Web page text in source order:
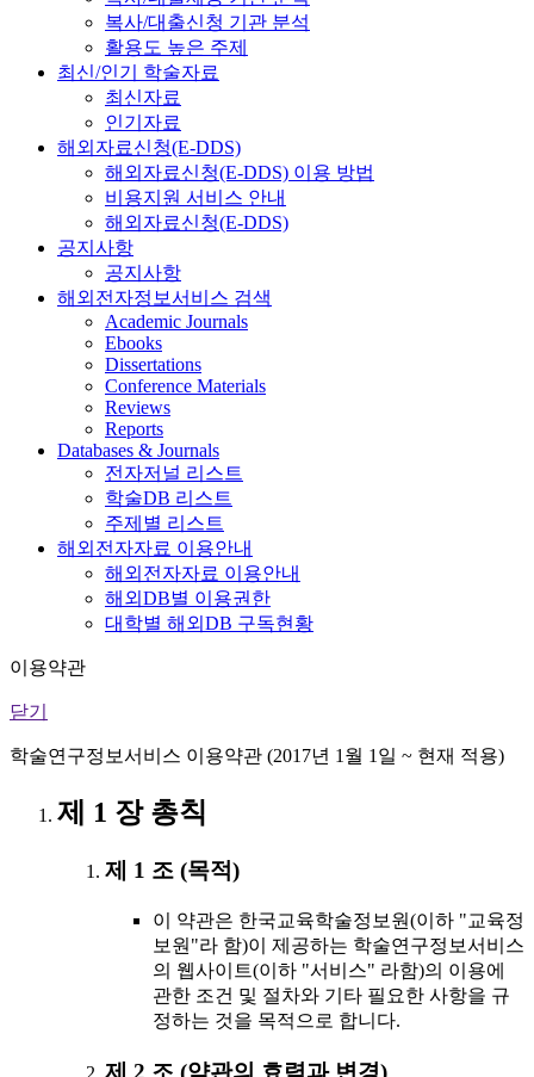
복사/대출신청 기관 분석
활용도 높은 주제
최신/인기 학술자료
최신자료
인기자료
해외자료신청(E-DDS)
해외자료신청(E-DDS) 이용 방법
비용지원 서비스 안내
해외자료신청(E-DDS)
공지사항
공지사항
해외전자정보서비스 검색
Academic Journals
Ebooks
Dissertations
Conference Materials
Reviews
Reports
Databases & Journals
전자저널 리스트
학술DB 리스트
주제별 리스트
해외전자자료 이용안내
해외전자자료 이용안내
해외DB별 이용권한
대학별 해외DB 구독현황
이용약관
닫기
학술연구정보서비스 이용약관 (2017년 1월 1일 ~ 현재 적용)
제 1 장 총칙
제 1 조 (목적)
이 약관은 한국교육학술정보원(이하 "교육정
보원"라 함)이 제공하는 학술연구정보서비스
의 웹사이트(이하 "서비스" 라함)의 이용에
관한 조건 및 절차와 기타 필요한 사항을 규
정하는 것을 목적으로 합니다.
제 2 조 (약관의 효력과 변경)